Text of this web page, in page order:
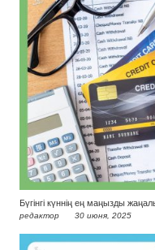
Бүгінгі күннің ең маңызды
редактор 30 июня, 2025